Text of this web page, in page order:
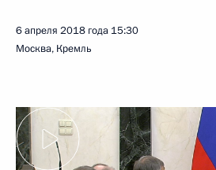
6 апреля 2018 года 15:30
Москва, Кремль